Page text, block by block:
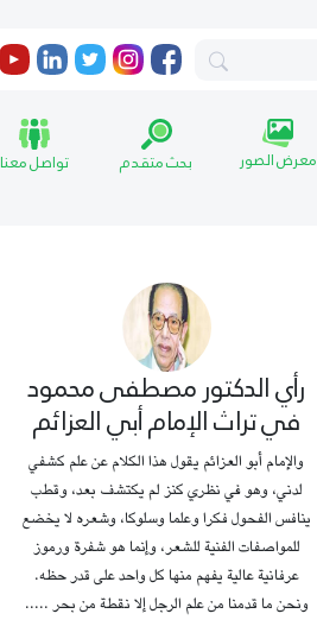
معرض الصور بحث متقدم تواصل معنا
رأي الدكتور مصطفى محمود
في تراث الإمام أبي العزائم
والإمام أبو العزائم يقول هذا الكلام عن علم كشفي
لدني، وهو في نظري كنز لم يكتشف بعد، وقطب
ينافس الفحول فكرا وعلما وسلوكا، وشعره لا يخضع
للمواصفات الفنية للشعر، وإنما هو شفرة ورموز
عرفانية عالية يفهم منها كل واحد على قدر حظه.
ونحن ما قدمنا من علم الرجل إلا نقطة من بحر .....